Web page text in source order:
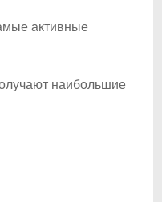
активные
наибольшие